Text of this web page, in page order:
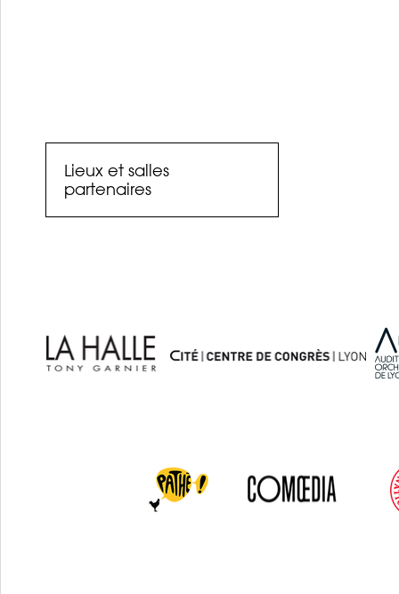
Lieux et salles
partenaires